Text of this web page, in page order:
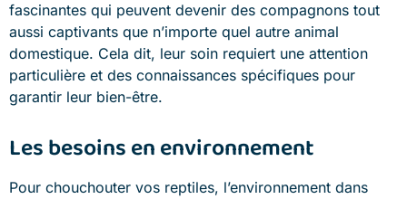
fascinantes qui peuvent devenir des compagnons tout
aussi captivants que n’importe quel autre animal
domestique. Cela dit, leur soin requiert une attention
particulière et des connaissances spécifiques pour
garantir leur bien-être.
Les besoins en environnement
Pour chouchouter vos reptiles, l’environnement dans